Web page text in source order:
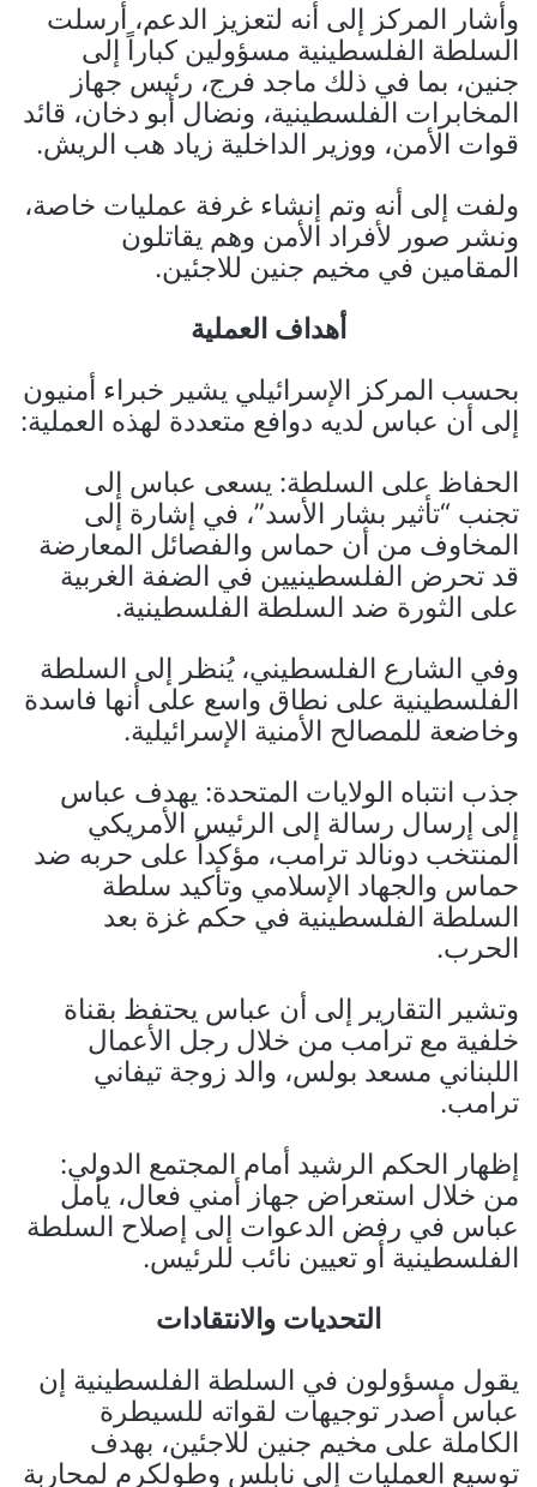
وأشار المركز إلى أنه لتعزيز الدعم، أرسلت
السلطة الفلسطينية مسؤولين كباراً إلى
جنين، بما في ذلك ماجد فرج، رئيس جهاز
المخابرات الفلسطينية، ونضال أبو دخان، قائد
قوات الأمن، ووزير الداخلية زياد هب الريش.
ولفت إلى أنه وتم إنشاء غرفة عمليات خاصة،
ونشر صور لأفراد الأمن وهم يقاتلون
المقامين في مخيم جنين للاجئين.
أهداف العملية
بحسب المركز الإسرائيلي يشير خبراء أمنيون
إلى أن عباس لديه دوافع متعددة لهذه العملية:
الحفاظ على السلطة: يسعى عباس إلى
تجنب “تأثير بشار الأسد”، في إشارة إلى
المخاوف من أن حماس والفصائل المعارضة
قد تحرض الفلسطينيين في الضفة الغربية
على الثورة ضد السلطة الفلسطينية.
وفي الشارع الفلسطيني، يُنظر إلى السلطة
الفلسطينية على نطاق واسع على أنها فاسدة
وخاضعة للمصالح الأمنية الإسرائيلية.
جذب انتباه الولايات المتحدة: يهدف عباس
إلى إرسال رسالة إلى الرئيس الأمريكي
المنتخب دونالد ترامب، مؤكداً على حربه ضد
حماس والجهاد الإسلامي وتأكيد سلطة
السلطة الفلسطينية في حكم غزة بعد
الحرب.
وتشير التقارير إلى أن عباس يحتفظ بقناة
خلفية مع ترامب من خلال رجل الأعمال
اللبناني مسعد بولس، والد زوجة تيفاني
ترامب.
إظهار الحكم الرشيد أمام المجتمع الدولي:
من خلال استعراض جهاز أمني فعال، يأمل
عباس في رفض الدعوات إلى إصلاح السلطة
الفلسطينية أو تعيين نائب للرئيس.
التحديات والانتقادات
يقول مسؤولون في السلطة الفلسطينية إن
عباس أصدر توجيهات لقواته للسيطرة
الكاملة على مخيم جنين للاجئين، بهدف
توسيع العمليات إلى نابلس وطولكرم لمحاربة